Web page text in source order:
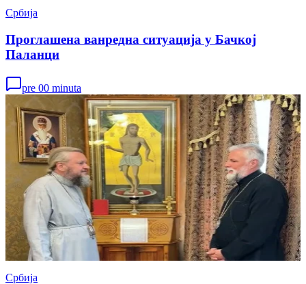
Србија
Проглашена ванредна ситуација у Бачкој
Паланци
pre 00 minuta
Србија